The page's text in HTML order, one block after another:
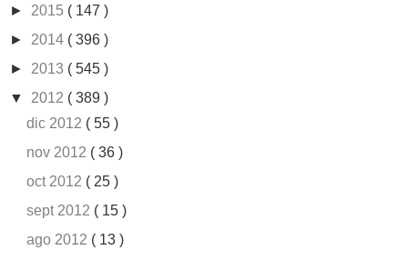
► 2015 ( 147 )
► 2014 ( 396 )
► 2013 ( 545 )
▼ 2012 ( 389 )
dic 2012 ( 55 )
nov 2012 ( 36 )
oct 2012 ( 25 )
sept 2012 ( 15 )
ago 2012 ( 13 )